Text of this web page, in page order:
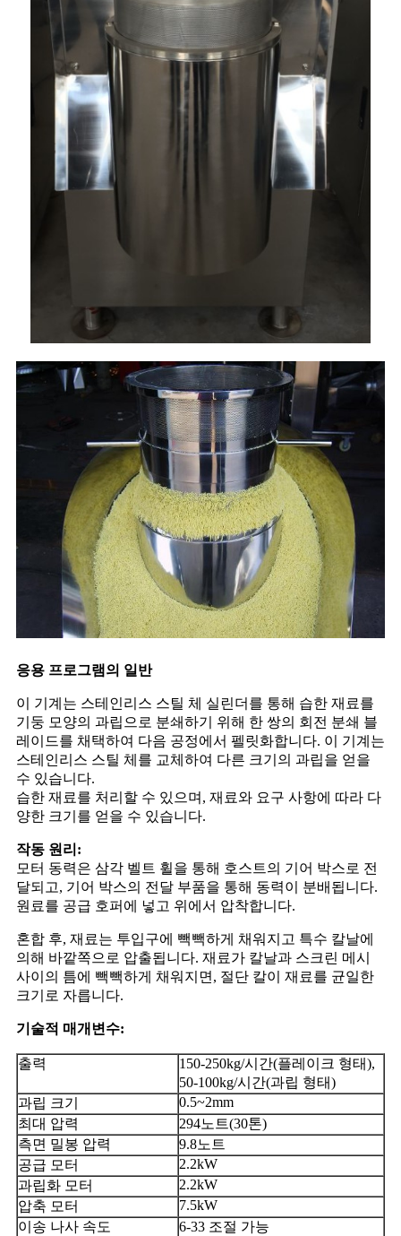
응용 프로그램의 일반
이 기계는 스테인리스 스틸 체 실린더를 통해 습한 재료를
기둥 모양의 과립으로 분쇄하기 위해 한 쌍의 회전 분쇄 블
레이드를 채택하여 다음 공정에서 펠릿화합니다. 이 기계는
스테인리스 스틸 체를 교체하여 다른 크기의 과립을 얻을
수 있습니다.
습한 재료를 처리할 수 있으며, 재료와 요구 사항에 따라 다
양한 크기를 얻을 수 있습니다.
작동 원리:
모터 동력은 삼각 벨트 휠을 통해 호스트의 기어 박스로 전
달되고, 기어 박스의 전달 부품을 통해 동력이 분배됩니다.
원료를 공급 호퍼에 넣고 위에서 압착합니다.
혼합 후, 재료는 투입구에 빽빽하게 채워지고 특수 칼날에
의해 바깥쪽으로 압출됩니다. 재료가 칼날과 스크린 메시
사이의 틈에 빽빽하게 채워지면, 절단 칼이 재료를 균일한
크기로 자릅니다.
기술적 매개변수:
출력
150-250kg/시간(플레이크 형태),
50-100kg/시간(과립 형태)
과립 크기
0.5~2mm
최대 압력
294노트(30톤)
측면 밀봉 압력
9.8노트
공급 모터
2.2kW
과립화 모터
2.2kW
압축 모터
7.5kW
이송 나사 속도
6-33 조절 가능